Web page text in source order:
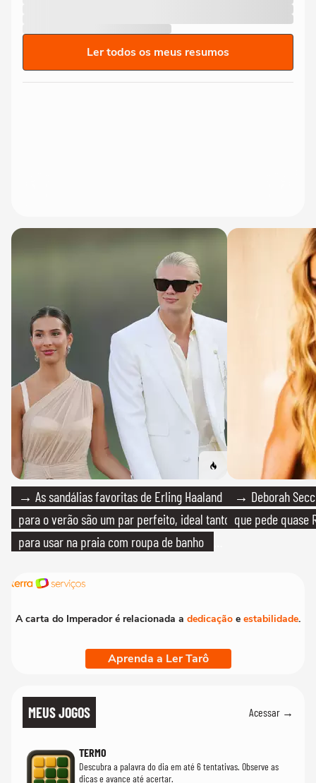
Ler todos os meus resumos
→ As sandálias favoritas de Erling Haaland
para o verão são um par perfeito, ideal tanto
para usar na praia com roupa de banho
→ Deborah
que pede quase
A carta do Imperador é relacionada a dedicação e estabilidade.
Aprenda a Ler Tarô
MEUS JOGOS Acessar →
TERMO
Descubra a palavra do dia em até 6 tentativas. Observe as
dicas e avance até acertar.